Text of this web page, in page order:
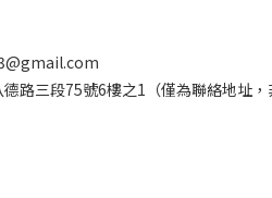
路三段75號6樓之1（僅為聯絡地址，